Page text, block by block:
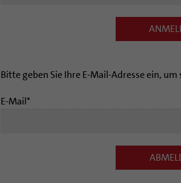
Bitte geben Sie Ihre E-Mail-Adresse ein,
E-Mail*